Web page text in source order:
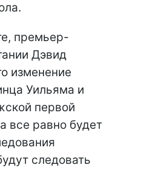
премьер-
Дэвид
изменение
Уильяма и
первой
все равно будет
следовать